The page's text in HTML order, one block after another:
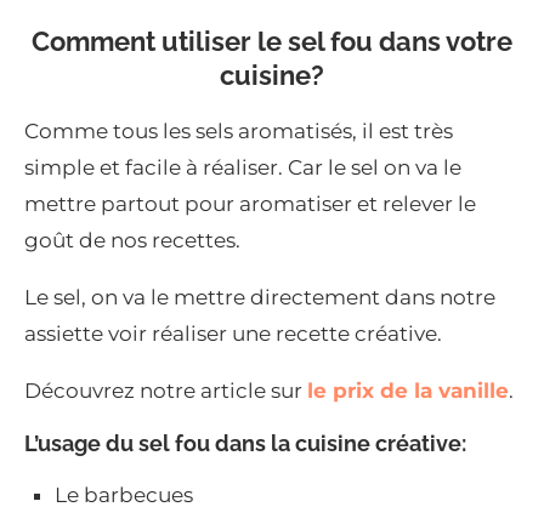
Comment utiliser le sel fou dans votre
cuisine?
Comme tous les sels aromatisés, il est très
simple et facile à réaliser. Car le sel on va le
mettre partout pour aromatiser et relever le
goût de nos recettes.
Le sel, on va le mettre directement dans notre
assiette voir réaliser une recette créative.
Découvrez notre article sur le prix de la vanille.
L’usage du sel fou dans la cuisine créative:
Le barbecues